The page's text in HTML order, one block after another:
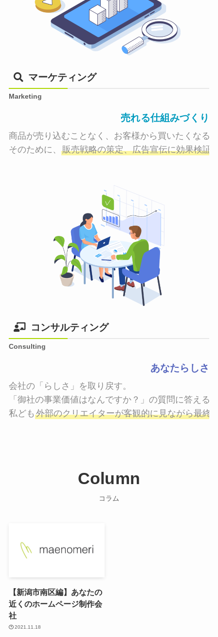
マーケティング
Marketing
売れる仕組みづくり
商品が売り込むことなく、お客様から買いたくなる
そのために、 販売戦略の策定、広告宣伝に効果検証
コンサルティング
Consulting
あなたらしさ
会社の「らしさ」を取り戻す。
「御社の事業価値はなんですか？」の質問に答える
私ども 外部のクリエイターが客観的に見ながら最終
Column
コラム
【新潟市南区編】あなたの
近くのホームページ制作会
社
2021.11.18